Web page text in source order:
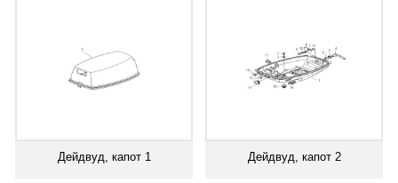
Дейдвуд, капот 1 Дейдвуд, капот 2